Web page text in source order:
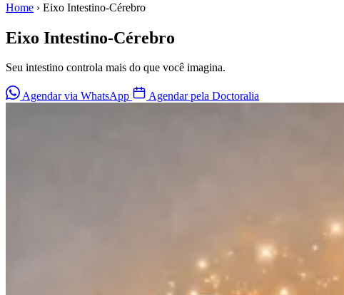
Home › Eixo Intestino-Cérebro
Eixo Intestino-Cérebro
Seu intestino controla mais do que você imagina.
Agendar via WhatsApp Agendar pela Doctoralia